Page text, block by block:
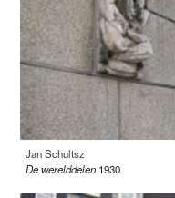
Jan Schultsz
De werelddelen 1930